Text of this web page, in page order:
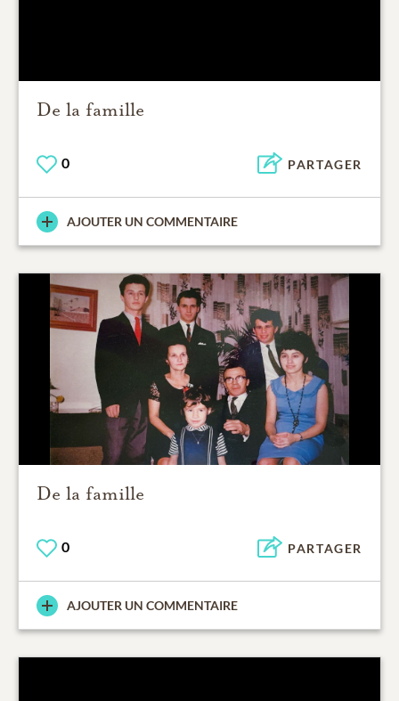
De la famille
0 PARTAGER
AJOUTER UN COMMENTAIRE
De la famille
0 PARTAGER
AJOUTER UN COMMENTAIRE